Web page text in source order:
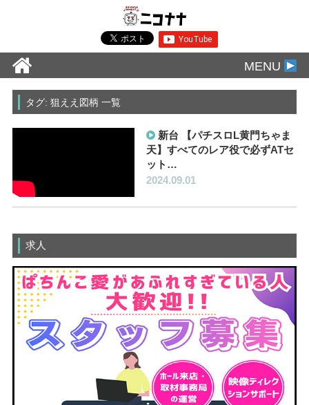
MENU
タグ: 狙ええ図柄 一覧
新台 【パチスロL黄門ちゃま
天】すべてのレア役で必ずATセ
ット…
2024.09.01
求人